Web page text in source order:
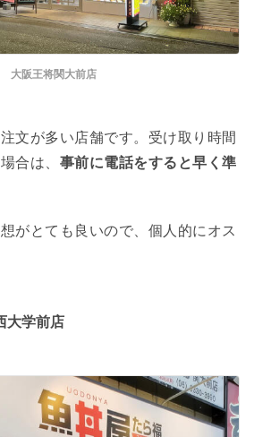
大阪王将関大前店
文が多い店舗です。受け取り時間
合は、 事前に電話をすると早く準
がとても良いので、個人的にオス
大学前店